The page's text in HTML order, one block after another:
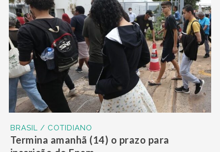
BRASIL / COTIDIANO
Termina amanhã (14) o prazo para